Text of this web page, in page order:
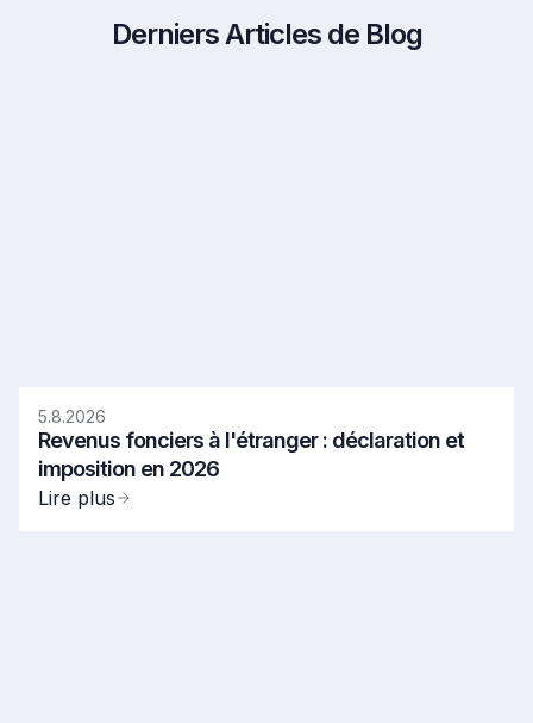
Derniers Articles de Blog
5.8.2026
Revenus fonciers à l'étranger : déclaration et
imposition en 2026
Lire plus